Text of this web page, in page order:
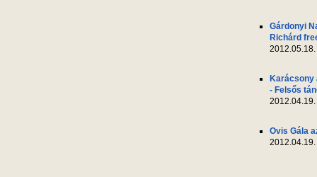
Gárdonyi
Richárd
2012.05.18.
Karácsony
- Felsős
2012.04.19.
Ovis Gála
2012.04.19.